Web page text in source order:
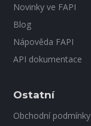
Novinky ve FAPI
Blog
Nápověda FAPI
API dokumentace
Ostatní
Obchodní podmínky